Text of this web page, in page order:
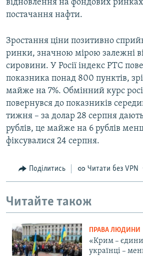
відновлення на фондових
постачання нафти.
Зростання ціни позитивно
ринки, значною мірою залежні
сировини. У Росії індекс РТС
показника понад 800 пунктів,
майже на 7%. Обмінний курс
повернувся до показників
тижня – за долар 28 серпня
рублів, це майже на 6 рублів
фіксувалися 24 серпня.
Поділитись Читати без VPN
Читайте також
ПРАВА ЛЮДИНИ
«Крим –
українці –